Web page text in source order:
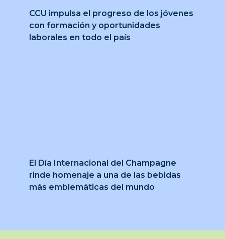
CCU impulsa el progreso de los jóvenes
con formación y oportunidades
laborales en todo el país
El Día Internacional del Champagne
rinde homenaje a una de las bebidas
más emblemáticas del mundo